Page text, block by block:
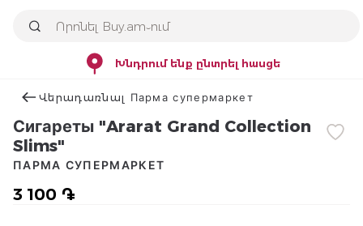
Խնդրում ենք ընտրել հասցե
Վերադառնալ Парма супермаркет
Сигареты "Ararat Grand Collection
Slims"
3 100 ֏
ПАРМА СУПЕРМАРКЕТ